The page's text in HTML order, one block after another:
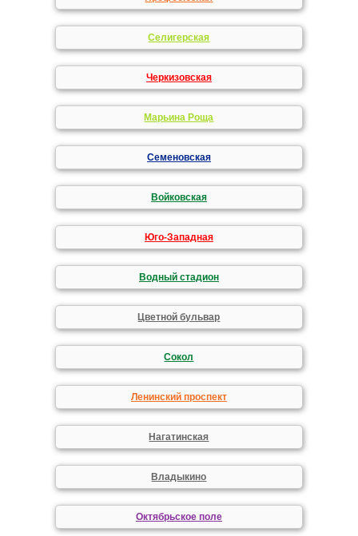
Селигерская
Черкизовская
Марьина Роща
Семеновская
Войковская
Юго-Западная
Водный стадион
Цветной бульвар
Сокол
Ленинский проспект
Нагатинская
Владыкино
Октябрьское поле